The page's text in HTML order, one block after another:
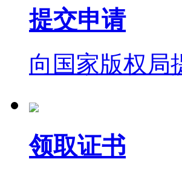
提交申请
向国家版权局
领取证书